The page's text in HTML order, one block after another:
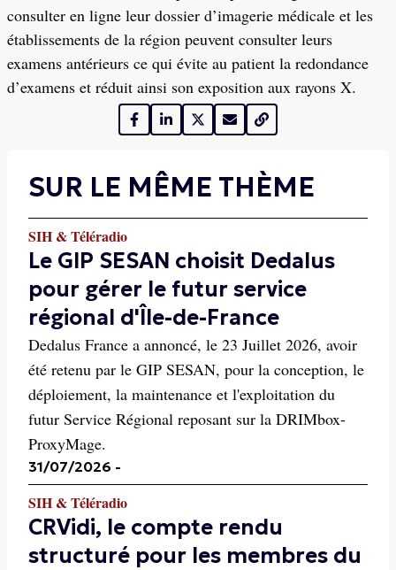
consulter en ligne leur dossier d’imagerie médicale et les
établissements de la région peuvent consulter leurs
examens antérieurs ce qui évite au patient la redondance
d’examens et réduit ainsi son exposition aux rayons X.
SUR LE MÊME THÈME
SIH & Téléradio
Le GIP SESAN choisit Dedalus
pour gérer le futur service
régional d'Île-de-France
Dedalus France a annoncé, le 23 Juillet 2026, avoir
été retenu par le GIP SESAN, pour la conception, le
déploiement, la maintenance et l'exploitation du
futur Service Régional reposant sur la DRIMbox-
ProxyMage.
31/07/2026 -
SIH & Téléradio
CRVidi, le compte rendu
structuré pour les membres du